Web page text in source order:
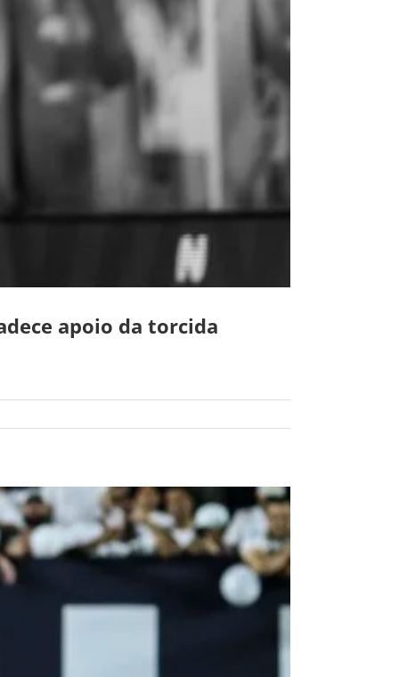
apoio da torcida